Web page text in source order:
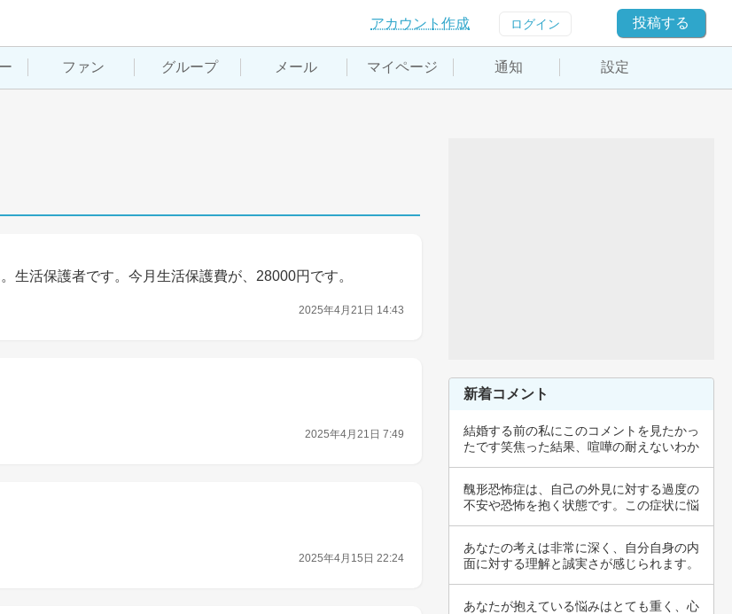
アカウント作成 ログイン 投稿する
ファン グループ メール マイページ 通知 設定
生活保護者です。今月生活保護費が、28000円です。
2025年4月21日 14:43
2025年4月21日 7:49
2025年4月15日 22:24
新着コメント
結婚する前の私にこのコメントを見たかっ
たです笑焦った結果、喧嘩の耐えないわか
醜形恐怖症は、自己の外見に対する過度の
不安や恐怖を抱く状態です。この症状に悩
あなたの考えは非常に深く、自分自身の内
面に対する理解と誠実さが感じられます。
あなたが抱えている悩みはとても重く、心